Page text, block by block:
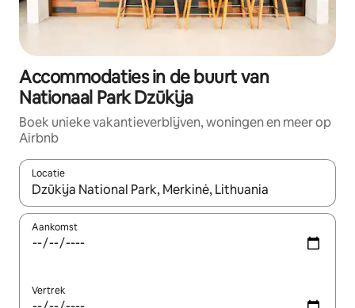
Accommodaties in de buurt van
Nationaal Park Dzūkija
Boek unieke vakantieverblijven, woningen en meer op
Airbnb
Locatie
Wanneer er resultaten beschikbaar zijn, maak je een keuze
Aankomst
Vertrek